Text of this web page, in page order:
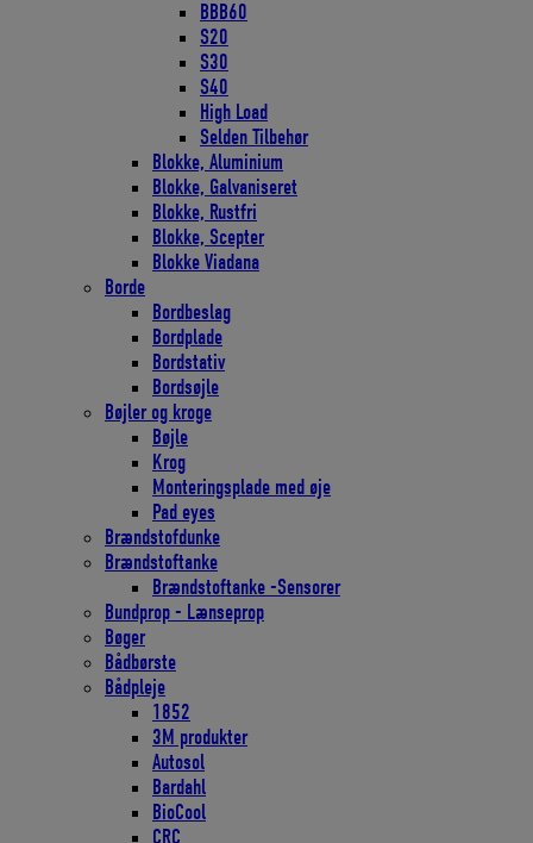
BBB60
S20
S30
S40
High Load
Selden Tilbehør
Blokke, Aluminium
Blokke, Galvaniseret
Blokke, Rustfri
Blokke, Scepter
Blokke Viadana
Borde
Bordbeslag
Bordplade
Bordstativ
Bordsøjle
Bøjler og kroge
Bøjle
Krog
Monteringsplade med øje
Pad eyes
Brændstofdunke
Brændstoftanke
Brændstoftanke -Sensorer
Bundprop - Lænseprop
Bøger
Bådbørste
Bådpleje
1852
3M produkter
Autosol
Bardahl
BioCool
CRC